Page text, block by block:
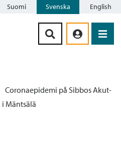
Suomi Svenska English
Coronaepidemi på Sibbos Akut-
Mäntsälä